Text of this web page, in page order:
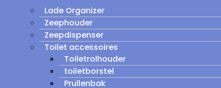
Lade Organizer
Zeephouder
Zeepdispenser
Toilet accessoires
Toiletrolhouder
toiletborstel
Prullenbak